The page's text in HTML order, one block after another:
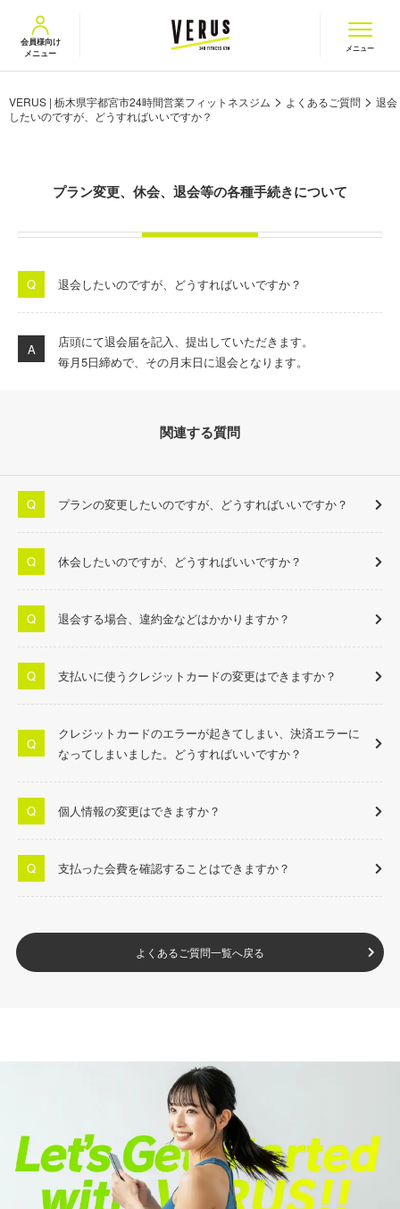
VERUS ヴェルス
会員様向け
メニュー
メニュー
VERUS | 栃木県宇都宮市24時間営業フィットネスジム > よくあるご質問 > 退会
したいのですが、どうすればいいですか？
プラン変更、休会、退会等の各種手続きについて
退会したいのですが、どうすればいいですか？
店頭にて退会届を記入、提出していただきます。
毎月5日締めで、その月末日に退会となります。
関連する質問
プランの変更したいのですが、どうすればいいですか？
休会したいのですが、どうすればいいですか？
退会する場合、違約金などはかかりますか？
支払いに使うクレジットカードの変更はできますか？
クレジットカードのエラーが起きてしまい、決済エラーに
なってしまいました。どうすればいいですか？
個人情報の変更はできますか？
支払った会費を確認することはできますか？
よくあるご質問一覧へ戻る